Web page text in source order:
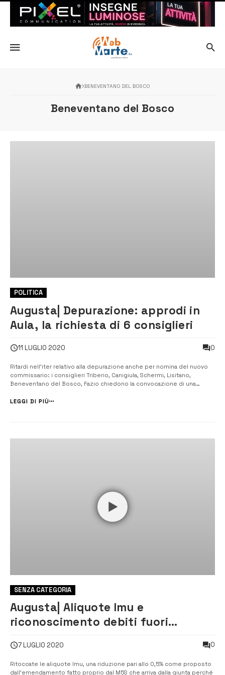
BENEVENTANO DEL BOSCO
Beneventano del Bosco
POLITICA
Augusta| Depurazione: approdi in
Aula, la richiesta di 6 consiglieri
11 LUGLIO 2020 0
Ritardi nell’iter relativo alla depurazione anche per nomina del nuovo
commissario: i consiglieri Triberio, Canigiula, Schermi, Lisitano,
Beneventano del Bosco, Fazio chiedono la convocazione di una
Triberio, Enzo Canigiula Giuseppe Schermi Francesco Lisitano Alfredo
LEGGI DI PIÙ
SENZA CATEGORIA
Augusta| Aliquote Imu e
riconoscimento debiti fuori
7 LUGLIO 2020 0
Ritoccate le aliquote Imu, una riduzione pari allo 0,5% come proposto
dall’emendamento fatto proprio dal M5S che arriva dalla giunta perché